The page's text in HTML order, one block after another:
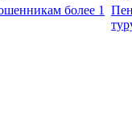
более 1